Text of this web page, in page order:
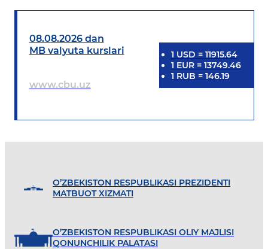
08.08.2026 dan
MB valyuta kurslari
www.cbu.uz
1 USD = 11915.64
1 EUR= 13749.46
1 RUB = 146.19
O’ZBEKISTON RESPUBLIKASI PREZIDENTI
MATBUOT XIZMATI
O’ZBEKISTON RESPUBLIKASI OLIY MAJLISI
QONUNCHILIK PALATASI